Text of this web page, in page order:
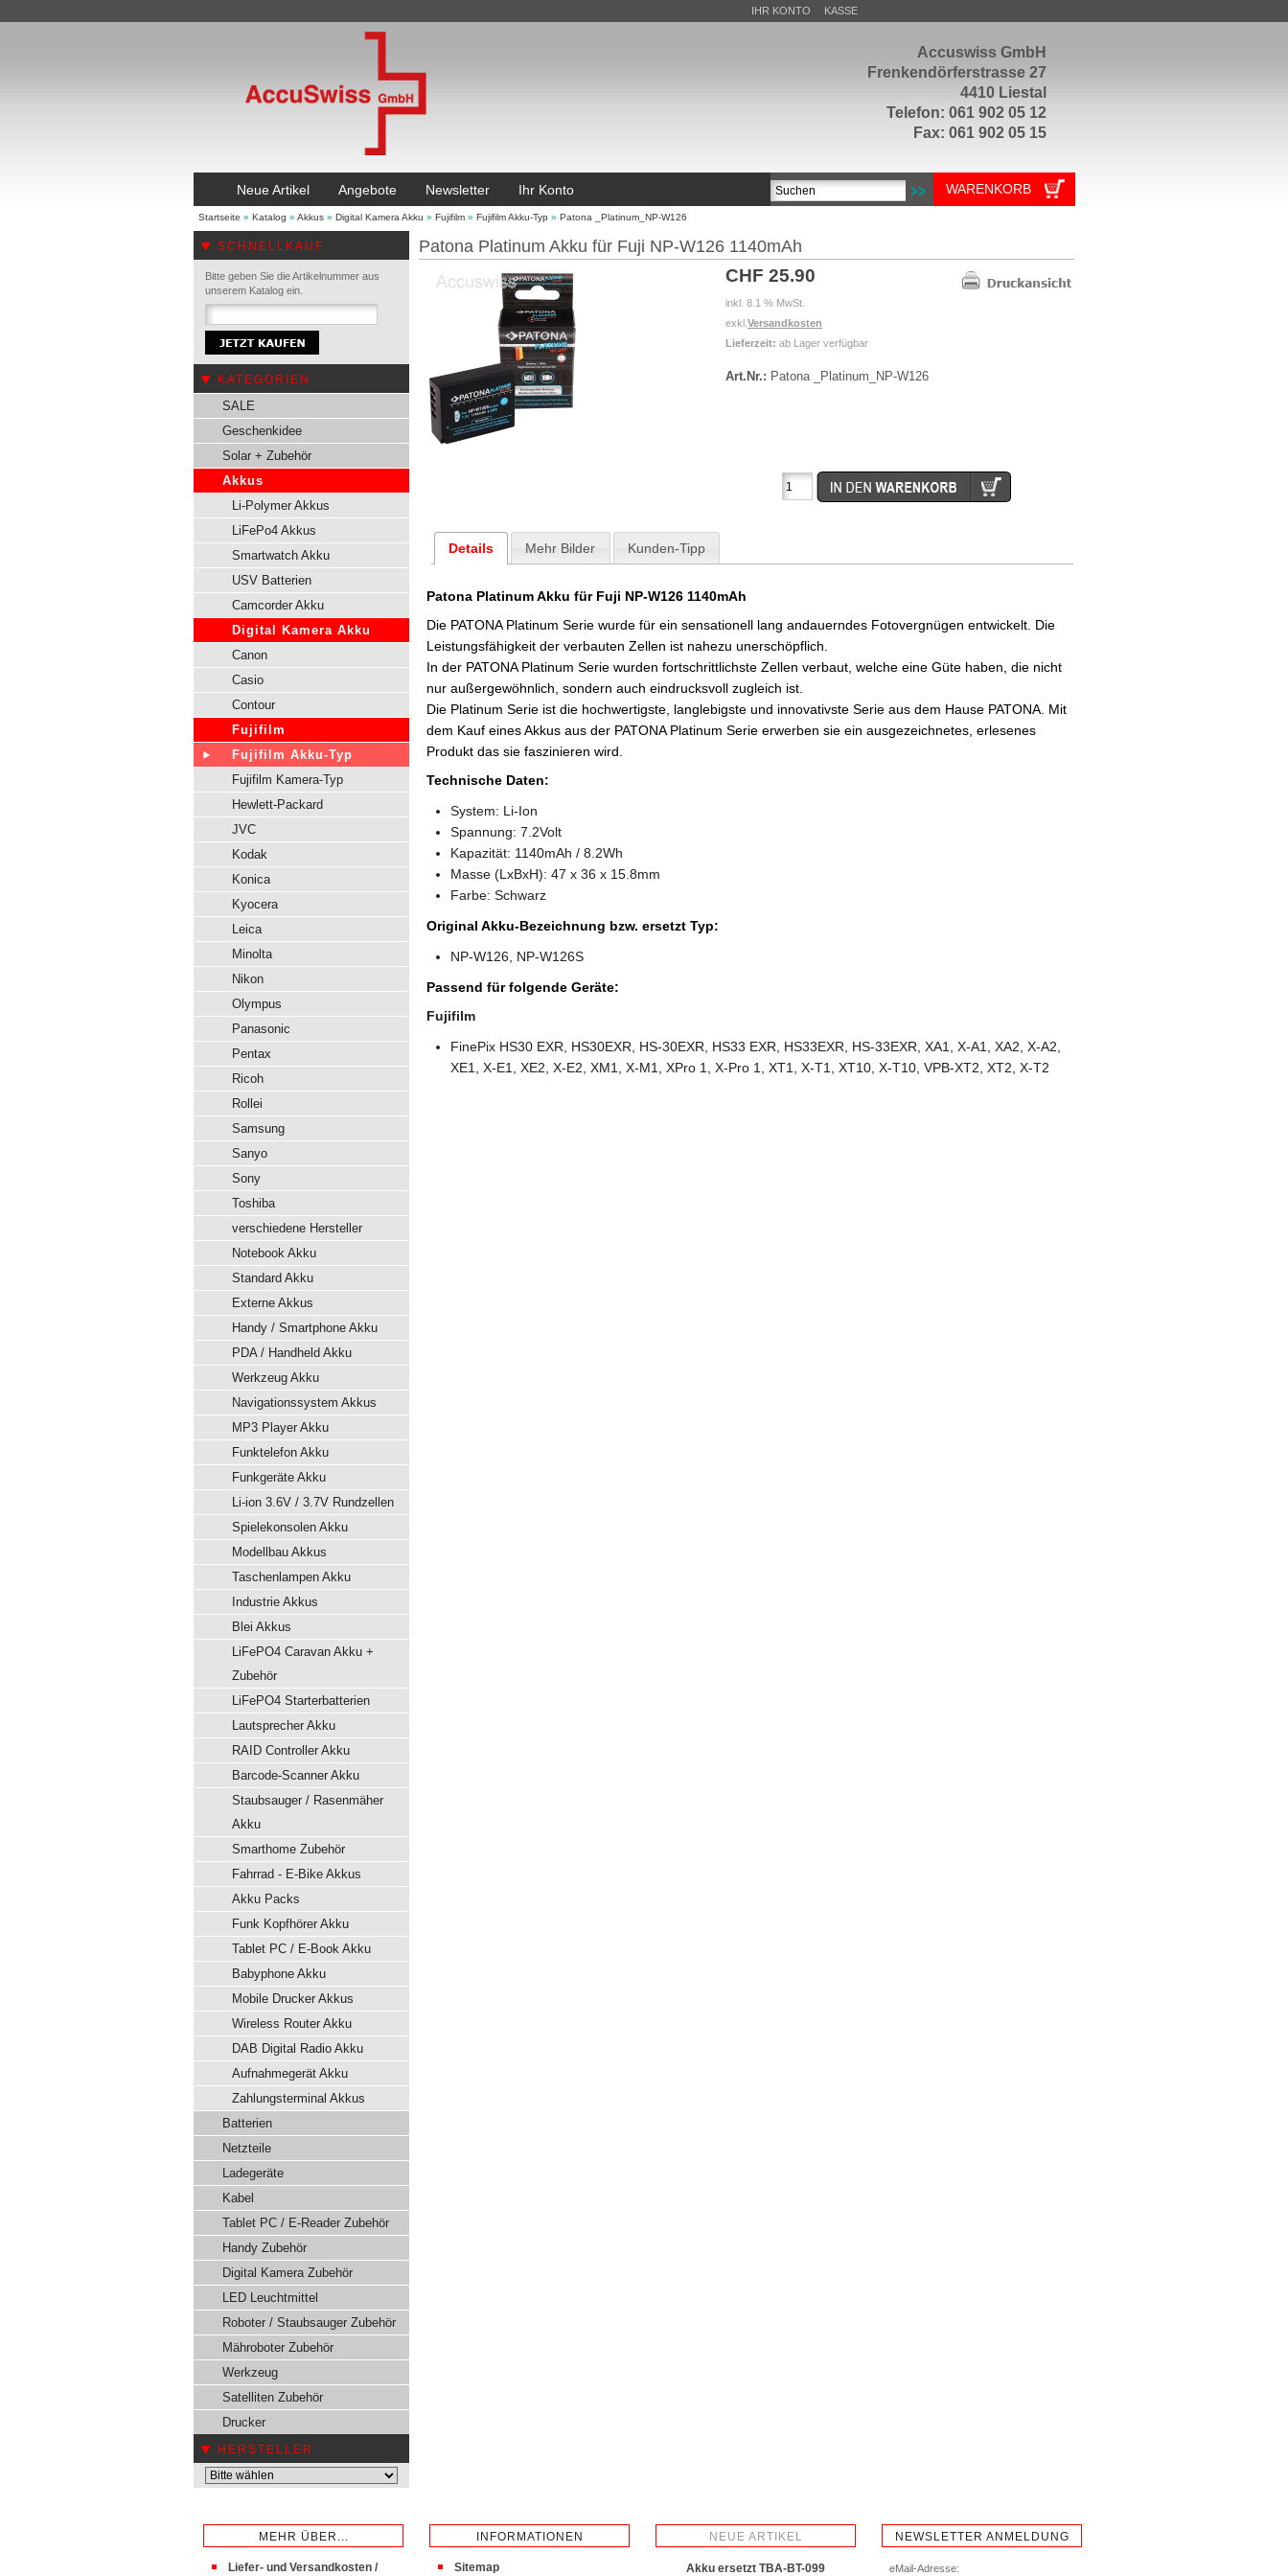
Accuswiss GmbH
Frenkendörferstrasse 27
4410 Liestal
Telefon: 061 902 05 12
Fax: 061 902 05 15
IHR KONTO KASSE
Neue Artikel Angebote Newsletter Ihr Konto WARENKORB
Startseite » Katalog » Akkus » Digital Kamera Akku » Fujifilm » Fujifilm Akku-Typ » Patona _Platinum_NP-W126
SCHNELLKAUF
Bitte geben Sie die Artikelnummer aus
unserem Katalog ein.
KATEGORIEN
SALE
Geschenkidee
Solar + Zubehör
Akkus
Li-Polymer Akkus
LiFePo4 Akkus
Smartwatch Akku
USV Batterien
Camcorder Akku
Digital Kamera Akku
Canon
Casio
Contour
Fujifilm
Fujifilm Akku-Typ
Fujifilm Kamera-Typ
Hewlett-Packard
JVC
Kodak
Konica
Kyocera
Leica
Minolta
Nikon
Olympus
Panasonic
Pentax
Ricoh
Rollei
Samsung
Sanyo
Sony
Toshiba
verschiedene Hersteller
Notebook Akku
Standard Akku
Externe Akkus
Handy / Smartphone Akku
PDA / Handheld Akku
Werkzeug Akku
Navigationssystem Akkus
MP3 Player Akku
Funktelefon Akku
Funkgeräte Akku
Li-ion 3.6V / 3.7V Rundzellen
Spielekonsolen Akku
Modellbau Akkus
Taschenlampen Akku
Industrie Akkus
Blei Akkus
LiFePO4 Caravan Akku +
Zubehör
LiFePO4 Starterbatterien
Lautsprecher Akku
RAID Controller Akku
Barcode-Scanner Akku
Staubsauger / Rasenmäher
Akku
Smarthome Zubehör
Fahrrad - E-Bike Akkus
Akku Packs
Funk Kopfhörer Akku
Tablet PC / E-Book Akku
Babyphone Akku
Mobile Drucker Akkus
Wireless Router Akku
DAB Digital Radio Akku
Aufnahmegerät Akku
Zahlungsterminal Akkus
Batterien
Netzteile
Ladegeräte
Kabel
Tablet PC / E-Reader Zubehör
Handy Zubehör
Digital Kamera Zubehör
LED Leuchtmittel
Roboter / Staubsauger Zubehör
Mähroboter Zubehör
Werkzeug
Satelliten Zubehör
Drucker
HERSTELLER
Patona Platinum Akku für Fuji NP-W126 1140mAh
CHF 25.90
inkl. 8.1 % MwSt.
exkl. Versandkosten
Lieferzeit: ab Lager verfügbar
Art.Nr.: Patona _Platinum_NP-W126
Details Mehr Bilder Kunden-Tipp
Patona Platinum Akku für Fuji NP-W126 1140mAh
Die PATONA Platinum Serie wurde für ein sensationell lang andauerndes Fotovergnügen entwickelt. Die
Leistungsfähigkeit der verbauten Zellen ist nahezu unerschöpflich.
In der PATONA Platinum Serie wurden fortschrittlichste Zellen verbaut, welche eine Güte haben, die nicht
nur außergewöhnlich, sondern auch eindrucksvoll zugleich ist.
Die Platinum Serie ist die hochwertigste, langlebigste und innovativste Serie aus dem Hause PATONA. Mit
dem Kauf eines Akkus aus der PATONA Platinum Serie erwerben sie ein ausgezeichnetes, erlesenes
Produkt das sie faszinieren wird.
Technische Daten:
System: Li-Ion
Spannung: 7.2Volt
Kapazität: 1140mAh / 8.2Wh
Masse (LxBxH): 47 x 36 x 15.8mm
Farbe: Schwarz
Original Akku-Bezeichnung bzw. ersetzt Typ:
NP-W126, NP-W126S
Passend für folgende Geräte:
Fujifilm
FinePix HS30 EXR, HS30EXR, HS-30EXR, HS33 EXR, HS33EXR, HS-33EXR, XA1, X-A1, XA2, X-A2,
XE1, X-E1, XE2, X-E2, XM1, X-M1, XPro 1, X-Pro 1, XT1, X-T1, XT10, X-T10, VPB-XT2, XT2, X-T2
MEHR ÜBER...
Liefer- und Versandkosten /
INFORMATIONEN
Sitemap
NEUE ARTIKEL
Akku ersetzt TBA-BT-099
NEWSLETTER ANMELDUNG
eMail-Adresse: